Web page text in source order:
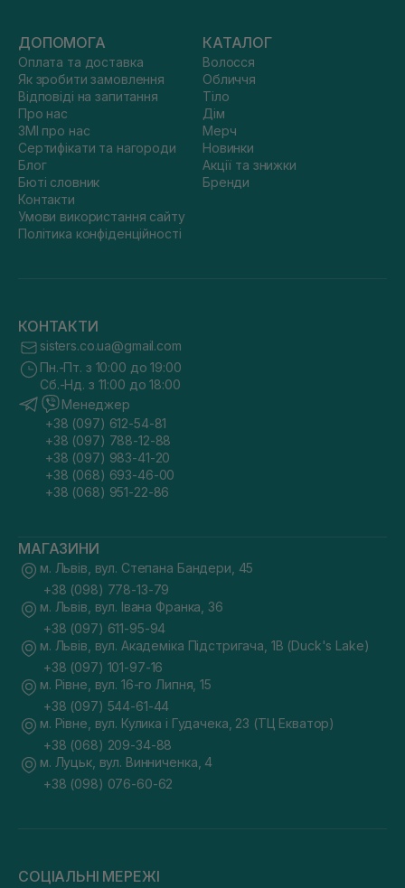
ДОПОМОГА
Оплата та доставка
Як зробити замовлення
Відповіді на запитання
Про нас
ЗМІ про нас
Сертифікати та нагороди
Блог
Бюті словник
Контакти
Умови використання сайту
Політика конфіденційності
КАТАЛОГ
Волосся
Обличчя
Тіло
Дім
Мерч
Новинки
Акції та знижки
Бренди
КОНТАКТИ
sisters.co.ua@gmail.com
Пн.-Пт. з 10:00 до 19:00
Сб.-Нд. з 11:00 до 18:00
Менеджер
+38 (097) 612-54-81
+38 (097) 788-12-88
+38 (097) 983-41-20
+38 (068) 693-46-00
+38 (068) 951-22-86
МАГАЗИНИ
м. Львів, вул. Степана Бандери, 45
+38 (098) 778-13-79
м. Львів, вул. Івана Франка, 36
+38 (097) 611-95-94
м. Львів, вул. Академіка Підстригача, 1В (Duck's Lake)
+38 (097) 101-97-16
м. Рівне, вул. 16-го Липня, 15
+38 (097) 544-61-44
м. Рівне, вул. Кулика і Гудачека, 23 (ТЦ Екватор)
+38 (068) 209-34-88
м. Луцьк, вул. Винниченка, 4
+38 (098) 076-60-62
СОЦІАЛЬНІ МЕРЕЖІ